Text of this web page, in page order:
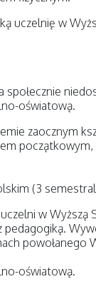
uczelnię w
społecznie
oświatową.
zaocznym
początkowym,
(3
w
powołanego
oświatową.